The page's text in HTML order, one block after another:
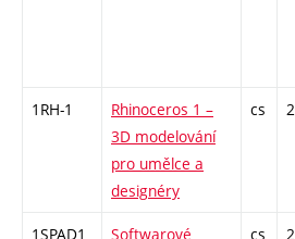
1RH-1
Rhinoceros 1 –
3D modelování
pro umělce a
designéry
cs 2
1SPAD1
Softwarové
cs 2